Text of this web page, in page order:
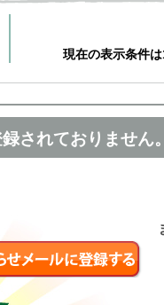
現在の表示条件
されておりません。